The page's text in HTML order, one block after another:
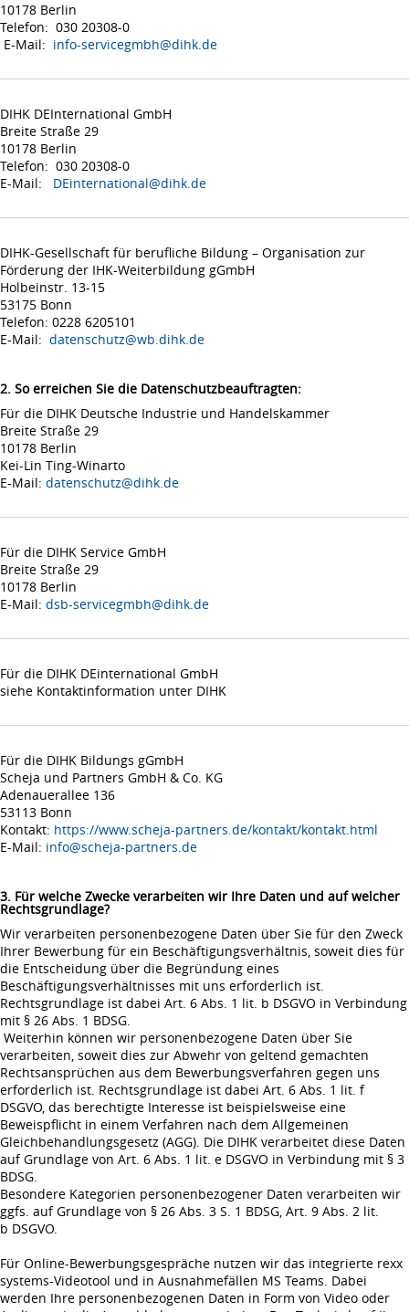
10178 Berlin
Telefon: 030 20308-0
E-Mail: info-servicegmbh@dihk.de
DIHK DEInternational GmbH
Breite Straße 29
10178 Berlin
Telefon: 030 20308-0
E-Mail: DEinternational@dihk.de
DIHK-Gesellschaft für berufliche Bildung – Organisation zur
Förderung der IHK-Weiterbildung gGmbH
Holbeinstr. 13-15
53175 Bonn
Telefon: 0228 6205101
E-Mail: datenschutz@wb.dihk.de
2. So erreichen Sie die Datenschutzbeauftragten:
Für die DIHK Deutsche Industrie und Handelskammer
Breite Straße 29
10178 Berlin
Kei-Lin Ting-Winarto
E-Mail: datenschutz@dihk.de
Für die DIHK Service GmbH
Breite Straße 29
10178 Berlin
E-Mail: dsb-servicegmbh@dihk.de
Für die DIHK DEinternational GmbH
siehe Kontaktinformation unter DIHK
Für die DIHK Bildungs gGmbH
Scheja und Partners GmbH & Co. KG
Adenauerallee 136
53113 Bonn
Kontakt: https://www.scheja-partners.de/kontakt/kontakt.html
E-Mail: info@scheja-partners.de
3. Für welche Zwecke verarbeiten wir Ihre Daten und auf welcher
Rechtsgrundlage?
Wir verarbeiten personenbezogene Daten über Sie für den Zweck
Ihrer Bewerbung für ein Beschäftigungsverhältnis, soweit dies für
die Entscheidung über die Begründung eines
Beschäftigungsverhältnisses mit uns erforderlich ist.
Rechtsgrundlage ist dabei Art. 6 Abs. 1 lit. b DSGVO in Verbindung
mit § 26 Abs. 1 BDSG.
Weiterhin können wir personenbezogene Daten über Sie
verarbeiten, soweit dies zur Abwehr von geltend gemachten
Rechtsansprüchen aus dem Bewerbungsverfahren gegen uns
erforderlich ist. Rechtsgrundlage ist dabei Art. 6 Abs. 1 lit. f
DSGVO, das berechtigte Interesse ist beispielsweise eine
Beweispflicht in einem Verfahren nach dem Allgemeinen
Gleichbehandlungsgesetz (AGG). Die DIHK verarbeitet diese Daten
auf Grundlage von Art. 6 Abs. 1 lit. e DSGVO in Verbindung mit § 3
BDSG.
Besondere Kategorien personenbezogener Daten verarbeiten wir
ggfs. auf Grundlage von § 26 Abs. 3 S. 1 BDSG, Art. 9 Abs. 2 lit.
b DSGVO.
Für Online-Bewerbungsgespräche nutzen wir das integrierte rexx
systems-Videotool und in Ausnahmefällen MS Teams. Dabei
werden Ihre personenbezogenen Daten in Form von Video oder